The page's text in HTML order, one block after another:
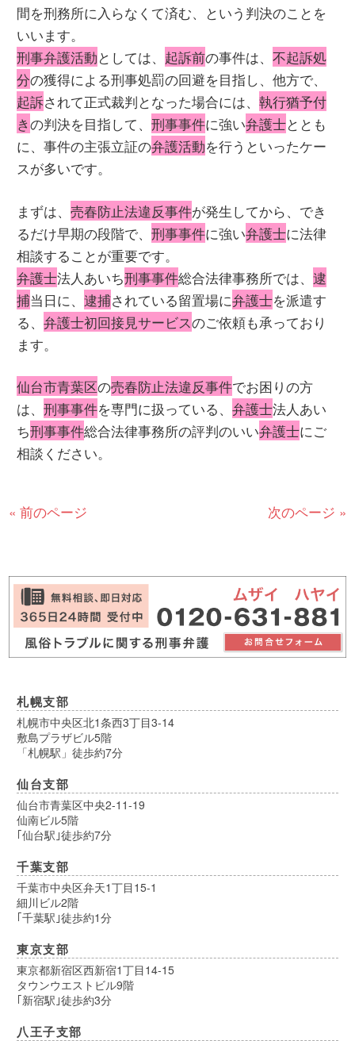
間を刑務所に入らなくて済む、という判決のことを
いいます。
刑事弁護活動としては、 起訴前の事件は、不起訴処
分の獲得による刑事処罰の回避を目指し、他方で、
起訴されて正式裁判となった場合には、執行猶予付
きの判決を目指して、刑事事件に強い弁護士ととも
に、事件の主張立証の弁護活動を行うといったケー
スが多いです。
まずは、売春防止法違反事件が発生してから、でき
るだけ早期の段階で、刑事事件に強い弁護士に法律
相談することが重要です。
弁護士法人あいち刑事事件総合法律事務所では、逮
捕当日に、逮捕されている留置場に弁護士を派遣す
る、弁護士初回接見サービスのご依頼も承っており
ます。
仙台市青葉区の売春防止法違反事件でお困りの方
は、刑事事件を専門に扱っている、弁護士法人あい
ち刑事事件総合法律事務所の評判のいい弁護士にご
相談ください。
« 前のページ 次のページ »
札幌支部
札幌市中央区北1条西3丁目3-14
敷島プラザビル5階
「札幌駅」徒歩約7分
仙台支部
仙台市青葉区中央2-11-19
仙南ビル5階
｢仙台駅｣徒歩約7分
千葉支部
千葉市中央区弁天1丁目15-1
細川ビル2階
｢千葉駅｣徒歩約1分
東京支部
東京都新宿区西新宿1丁目14-15
タウンウエストビル9階
｢新宿駅｣徒歩約3分
八王子支部